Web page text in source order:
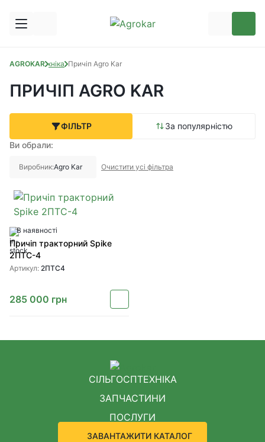
AGROKARТехніка Причіп Agro Kar
ПРИЧІП AGRO KAR
ФІЛЬТР
За популярністю
Ви обрали:
Виробник:Agro Kar Очистити усі фільтра
В наявності
Причіп тракторний Spike
2ПТС-4
Артикул: 2ПТС4
285 000 грн
СІЛЬГОСПТЕХНІКА
ЗАПЧАСТИНИ
ПОСЛУГИ
ЗАВАНТАЖИТИ КАТАЛОГ